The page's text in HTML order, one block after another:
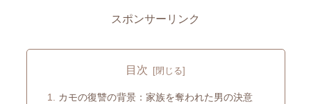
スポンサーリンク
目次
カモの復讐の背景：家族を奪われた男の決意